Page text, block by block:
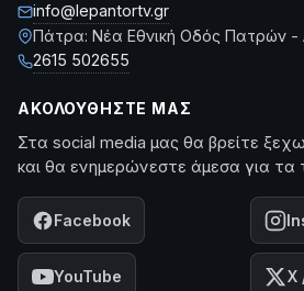
info@lepantortv.gr
Πάτρα: Νέα Εθνική Οδός Πατρών -
2615 502655
ΑΚΟΛΟΥΘΉΣΤΕ ΜΑΣ
Στα social media μας θα βρείτε
και θα ενημερώνεστε άμεσα για τα
Facebook
YouTube X